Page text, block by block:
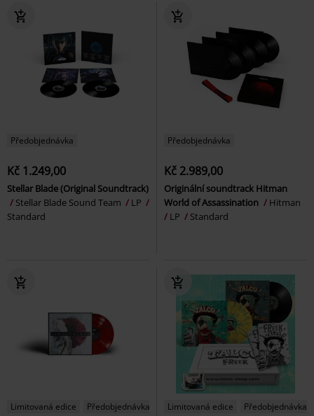
Předobjednávka
Kč 1.249,00
Stellar Blade (Original Soundtrack)
Stellar Blade Sound Team
LP
Standard
Předobjednávka
Kč 2.989,00
Originální soundtrack Hitman
World of Assassination
Hitman
LP
Standard
Limitovaná edice Předobjednávka Limitovaná edice Předobjednávka